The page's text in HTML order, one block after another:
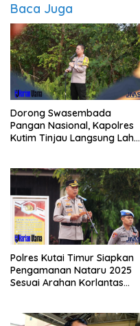
Baca Juga
Dorong Swasembada
Pangan Nasional, Kapolres
Kutim Tinjau Langsung Lahan
Polres Kutai Timur Siapkan
Pengamanan Nataru 2025
Sesuai Arahan Korlantas